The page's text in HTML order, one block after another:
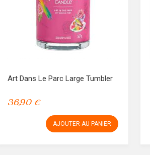
Art Dans Le Parc Large Tumbler
36,90 €
AJOUTER AU PANIER